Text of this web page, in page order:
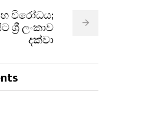
විරෝධය;
ශ්‍රී ලංකාව
දක්වා